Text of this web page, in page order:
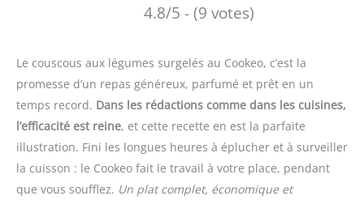
4.8/5 - (9 votes)
Le couscous aux légumes surgelés au Cookeo, c’est la
promesse d’un repas généreux, parfumé et prêt en un
temps record. Dans les rédactions comme dans les cuisines,
l’efficacité est reine, et cette recette en est la parfaite
illustration. Fini les longues heures à éplucher et à surveiller
la cuisson : le Cookeo fait le travail à votre place, pendant
que vous soufflez. Un plat complet, économique et